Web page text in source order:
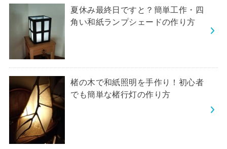
夏休み最終日ですと？簡単工作・四
角い和紙ランプシェードの作り方
楮の木で和紙照明を手作り！初心者
でも簡単な楮行灯の作り方